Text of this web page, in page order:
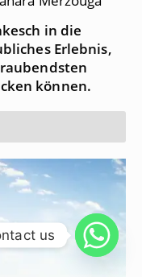
in die
Erlebnis,
können.
us